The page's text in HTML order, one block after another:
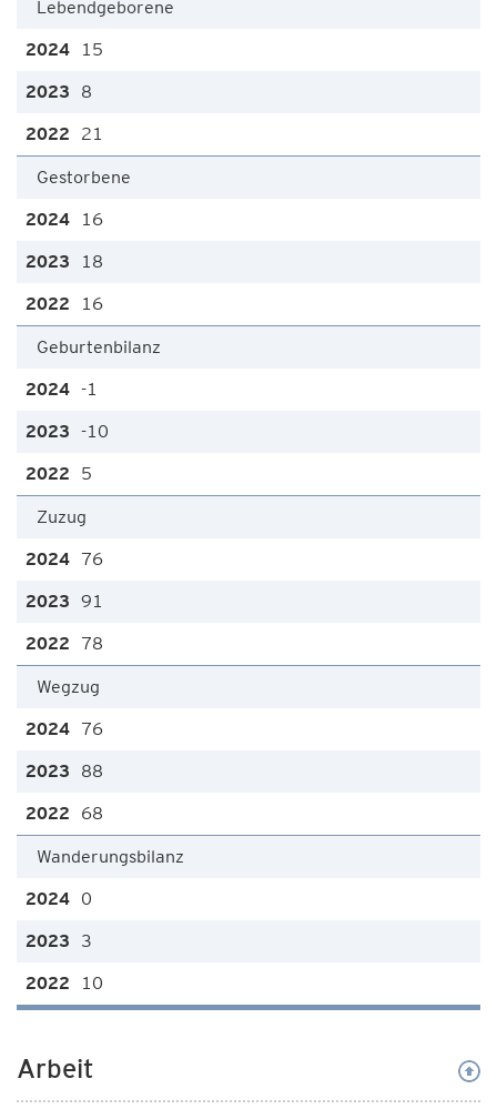
Lebendgeborene
15
8
21
Gestorbene
16
18
16
Geburtenbilanz
-1
-10
5
Zuzug
76
91
78
Wegzug
76
88
68
Wanderungsbilanz
0
3
10
Arbeit